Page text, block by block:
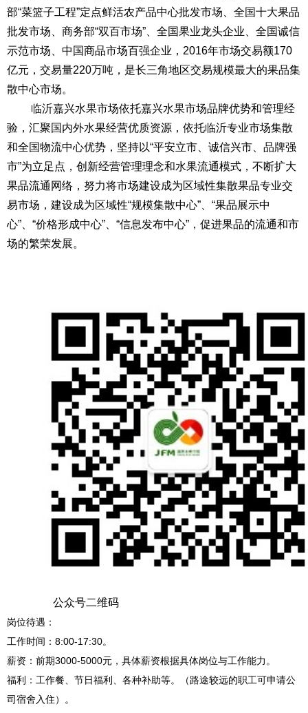
部“菜篮子工程”定点鲜活农产品中心批发市场、全国十大果品
批发市场、商务部“双百市场”、全国果业龙头企业、全国诚信
示范市场、中国商品市场百强企业， 2016年市场交易额170
亿元，交易量220万吨，是长三角地区交易规模最大的果品集
散中心市场。
临沂嘉兴水果市场依托嘉兴水果市场品牌优势和管理经
验，汇聚国内外水果经营优质资源，依托临沂专业市场集散
和全国物流中心优势， 坚持以“平安立市、诚信兴市、品牌强
市”为立足点，创新经营管理理念和水果流通模式，不断扩大
果品流通网络，努力将市场建设成为区域性集散果品专业交
易市场，建设成为区域性“规模集散中心”、“果品展示中
心”、“价格形成中心”、“信息发布中心”，促进果品的流通和市
场的繁荣发展。
公众号二维码
岗位待遇：
工作时间： 8:00-17:30。
薪资：前期3000-5000元，具体薪资根据具体岗位与工作能力。
福利：工作餐、节日福利、各种补助等。（路途较远的职工可申请公
司宿舍入住）。